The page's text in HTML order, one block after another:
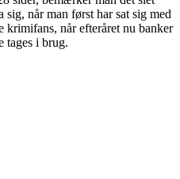
når man først har sat sig med
krimifans, når efteråret nu banker
tages i brug.